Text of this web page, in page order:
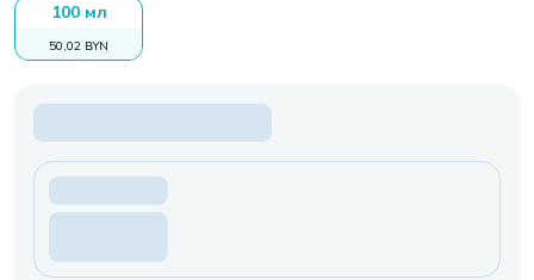
100 мл
50,02 BYN